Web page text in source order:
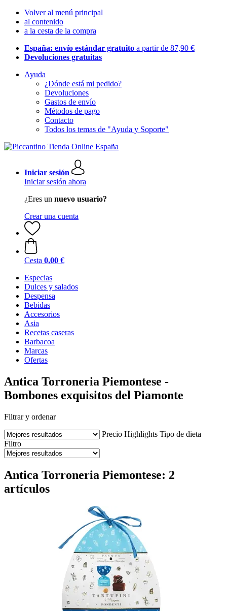
Volver al menú principal
al contenido
a la cesta de la compra
España: envío estándar gratuito a partir de 87,90 €
Devoluciones gratuitas
Ayuda
¿Dónde está mi pedido?
Devoluciones
Gastos de envío
Métodos de pago
Contacto
Todos los temas de "Ayuda y Soporte"
Iniciar sesión
Iniciar sesión ahora
¿Eres un nuevo usuario?
Crear una cuenta
Cesta 0,00 €
Especias
Dulces y salados
Despensa
Bebidas
Accesorios
Asia
Recetas caseras
Barbacoa
Marcas
Ofertas
Antica Torroneria Piemontese -
Bombones exquisitos del Piamonte
Filtrar y ordenar
Precio Highlights Tipo de dieta
Filtro
Antica Torroneria Piemontese: 2
artículos